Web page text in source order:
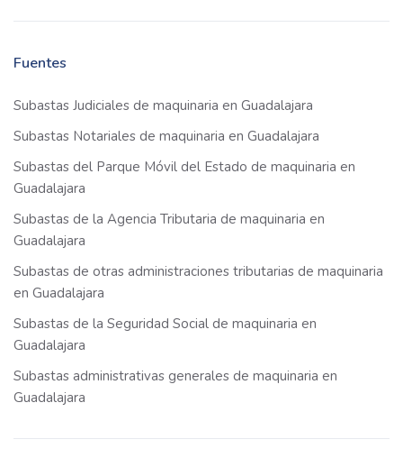
Fuentes
Subastas Judiciales de maquinaria en Guadalajara
Subastas Notariales de maquinaria en Guadalajara
Subastas del Parque Móvil del Estado de maquinaria en
Guadalajara
Subastas de la Agencia Tributaria de maquinaria en
Guadalajara
Subastas de otras administraciones tributarias de maquinaria
en Guadalajara
Subastas de la Seguridad Social de maquinaria en
Guadalajara
Subastas administrativas generales de maquinaria en
Guadalajara